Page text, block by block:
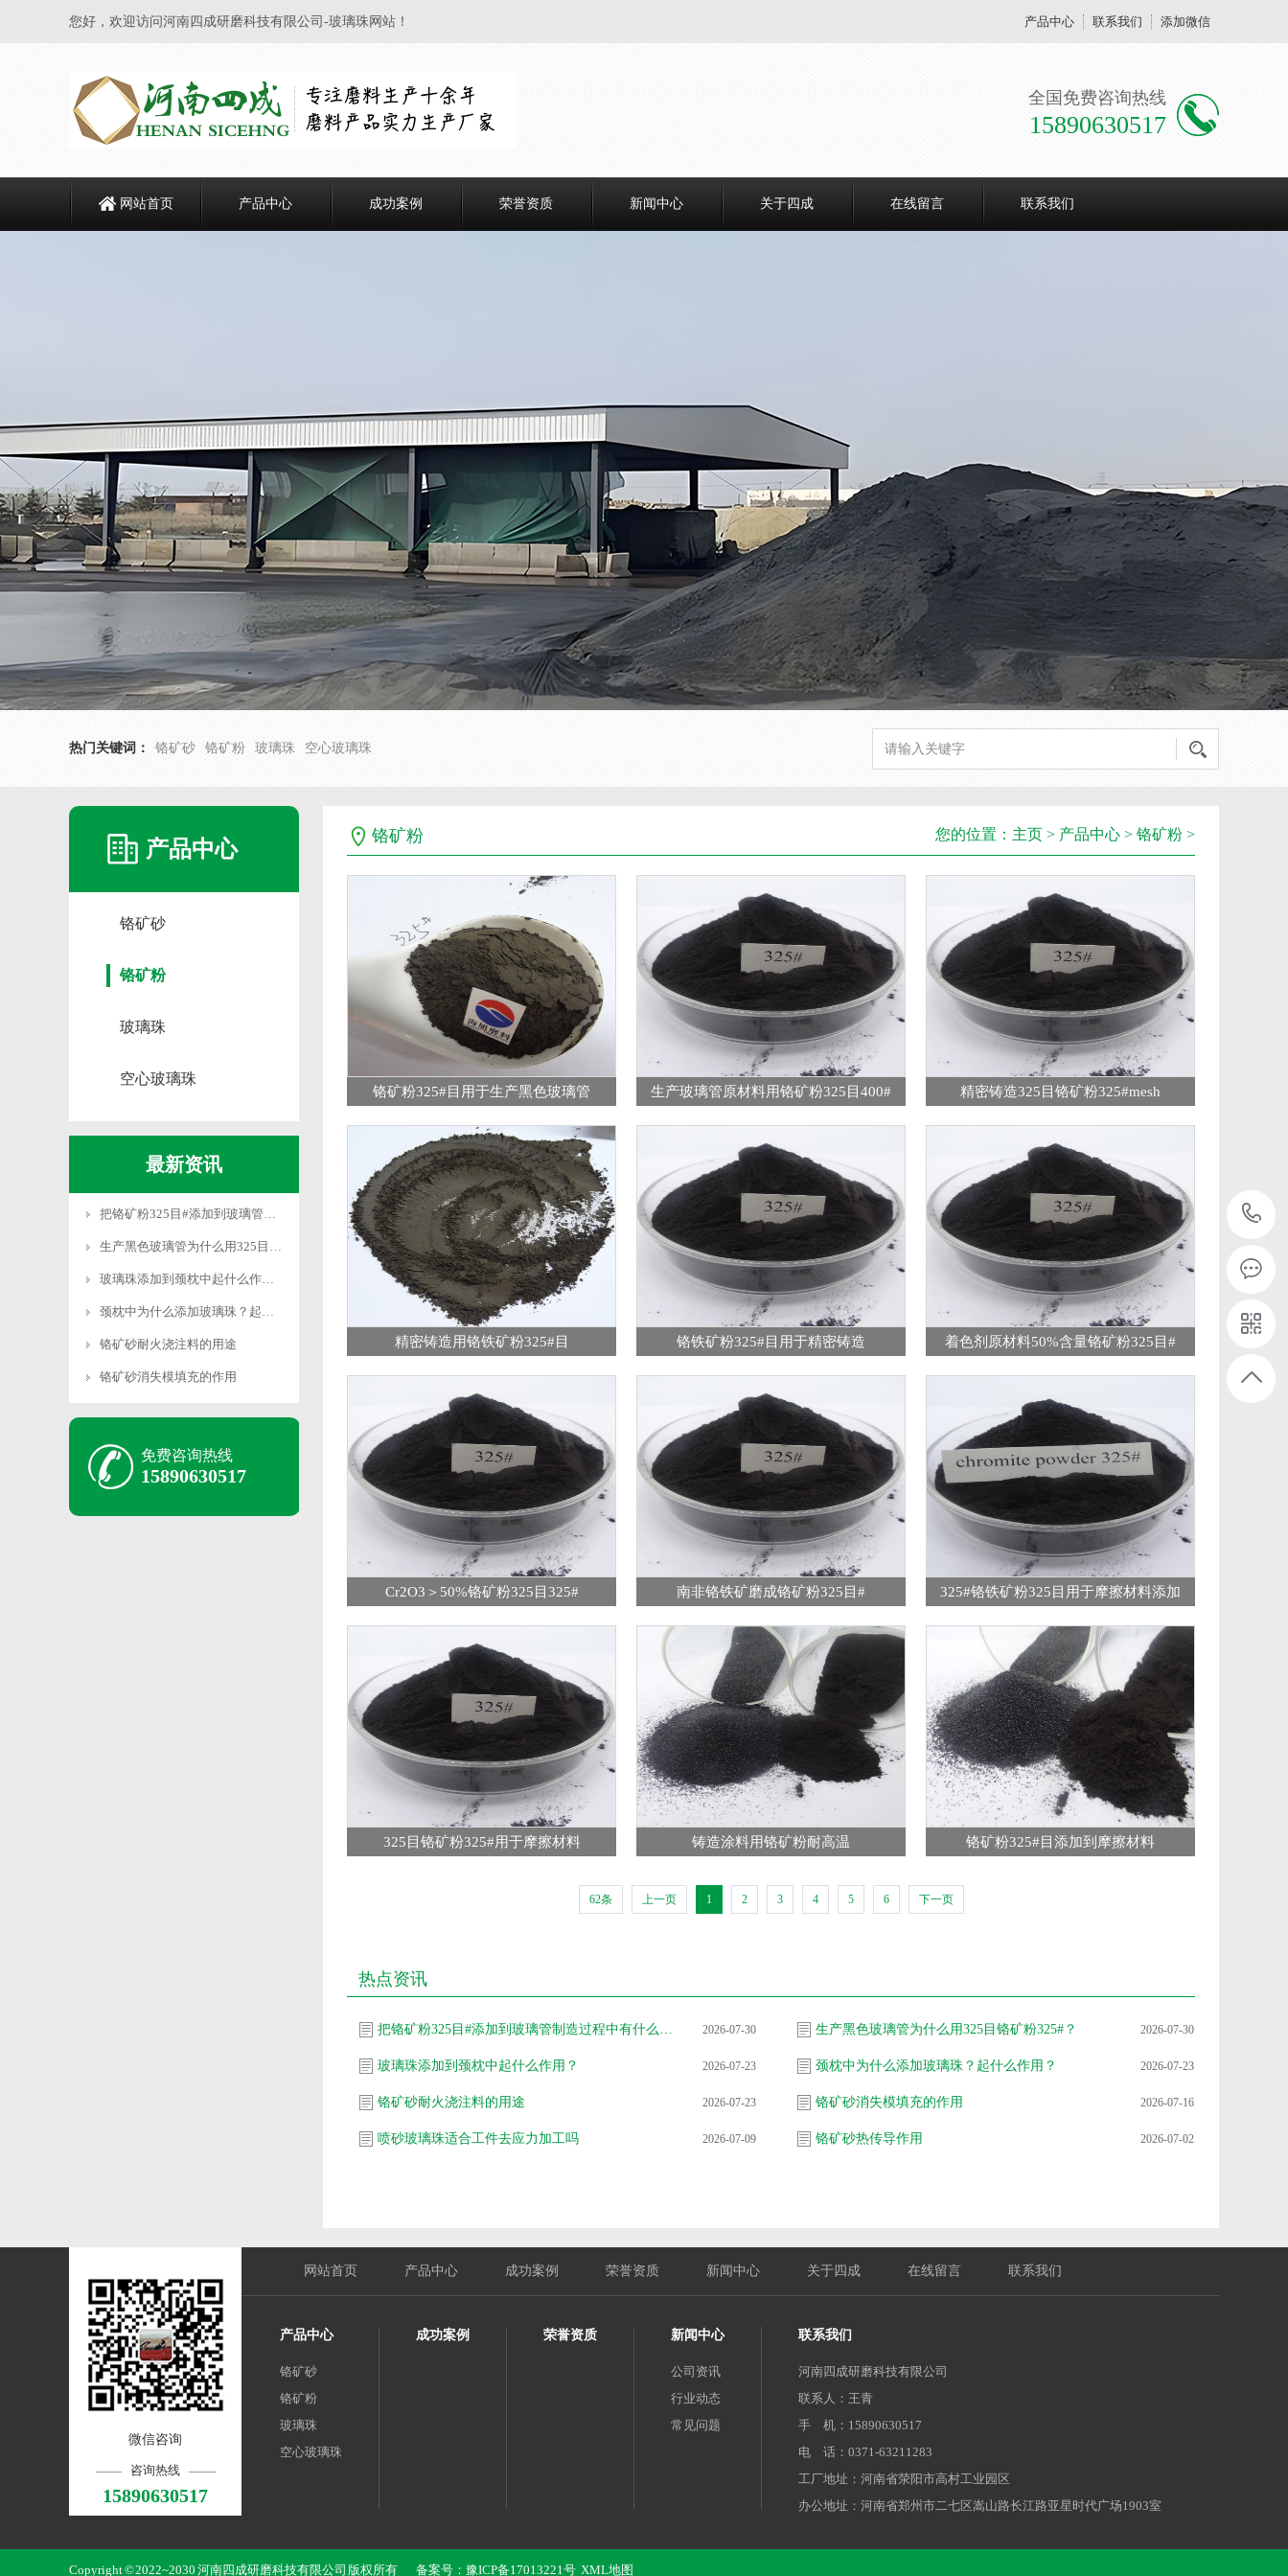
您好，欢迎访问河南四成研磨科技有限公司-玻璃珠网站！ 产品中心 联系我们 添加微信
全国免费咨询热线
15890630517
网站首页 产品中心 成功案例 荣誉资质 新闻中心 关于四成 在线留言 联系我们
热门关键词： 铬矿砂 铬矿粉 玻璃珠 空心玻璃珠
产品中心
铬矿砂
铬矿粉
玻璃珠
空心玻璃珠
最新资讯
把铬矿粉325目#添加到玻璃管制造过程中有什么作用？
生产黑色玻璃管为什么用325目铬矿粉325#？
玻璃珠添加到颈枕中起什么作用？
颈枕中为什么添加玻璃珠？起什么作用？
铬矿砂耐火浇注料的用途
铬矿砂消失模填充的作用
免费咨询热线
15890630517
铬矿粉 您的位置： 主页 > 产品中心 > 铬矿粉 >
铬矿粉325#目用于生产黑色玻璃管 生产玻璃管原材料用铬矿粉325目400# 精密铸造325目铬矿粉325#mesh
精密铸造用铬铁矿粉325#目 铬铁矿粉325#目用于精密铸造 着色剂原材料50%含量铬矿粉325目#
Cr2O3＞50%铬矿粉325目325# 南非铬铁矿磨成铬矿粉325目# 325#铬铁矿粉325目用于摩擦材料添加
325目铬矿粉325#用于摩擦材料 铸造涂料用铬矿粉耐高温 铬矿粉325#目添加到摩擦材料
62条 上一页 1 2 3 4 5 6 下一页
热点资讯
把铬矿粉325目#添加到玻璃管制造过程中有什么作用？ 2026-07-30 生产黑色玻璃管为什么用325目铬矿粉325#？ 2026-07-30
玻璃珠添加到颈枕中起什么作用？ 2026-07-23 颈枕中为什么添加玻璃珠？起什么作用？ 2026-07-23
铬矿砂耐火浇注料的用途 2026-07-23 铬矿砂消失模填充的作用 2026-07-16
喷砂玻璃珠适合工件去应力加工吗 2026-07-09 铬矿砂热传导作用 2026-07-02
微信咨询
咨询热线
15890630517
网站首页 产品中心 成功案例 荣誉资质 新闻中心 关于四成 在线留言 联系我们
产品中心
铬矿砂
铬矿粉
玻璃珠
空心玻璃珠
成功案例 荣誉资质 新闻中心
公司资讯
行业动态
常见问题
联系我们
河南四成研磨科技有限公司
联系人：王青
手 机：15890630517
电 话：0371-63211283
工厂地址：河南省荥阳市高村工业园区
办公地址：河南省郑州市二七区嵩山路长江路亚星时代广场1903室
Copyright © 2022~2030 河南四成研磨科技有限公司 版权所有 备案号： 豫ICP备17013221号 XML地图